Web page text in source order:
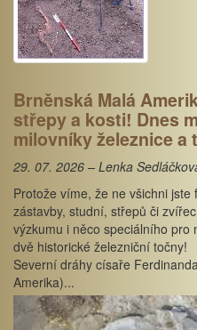
Brněnská Malá
střepy a kosti! Dnes
milovníky železnice
29. 07. 2026 – Lenka
Protože víme, že ne všichni
zástavby, studní, střepů či
výzkumu i něco speciálního
dvě historické železniční
Severní dráhy císaře
Amerika)...